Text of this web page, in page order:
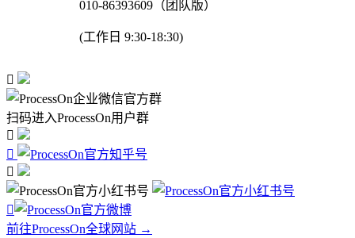
010-86393609（团队版）
(工作日 9:30-18:30)

扫码进入ProcessOn用户群




前往ProcessOn全球网站 →